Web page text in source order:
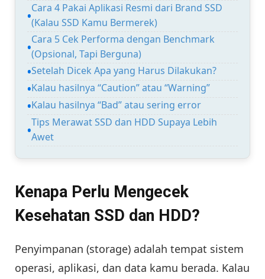
Cara 4 Pakai Aplikasi Resmi dari Brand SSD
(Kalau SSD Kamu Bermerek)
Cara 5 Cek Performa dengan Benchmark
(Opsional, Tapi Berguna)
Setelah Dicek Apa yang Harus Dilakukan?
Kalau hasilnya “Caution” atau “Warning”
Kalau hasilnya “Bad” atau sering error
Tips Merawat SSD dan HDD Supaya Lebih
Awet
Kenapa Perlu Mengecek
Kesehatan SSD dan HDD?
Penyimpanan (storage) adalah tempat sistem
operasi, aplikasi, dan data kamu berada. Kalau